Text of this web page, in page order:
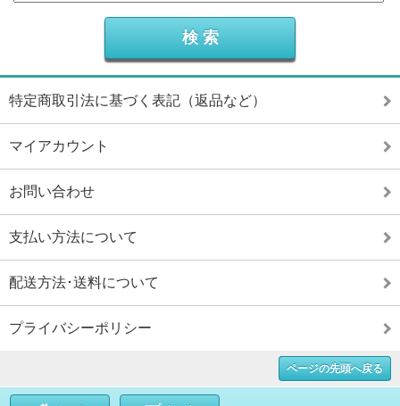
特定商取引法に基づく表記（返品など）
マイアカウント
お問い合わせ
支払い方法について
配送方法･送料について
プライバシーポリシー
ページの先頭へ戻る